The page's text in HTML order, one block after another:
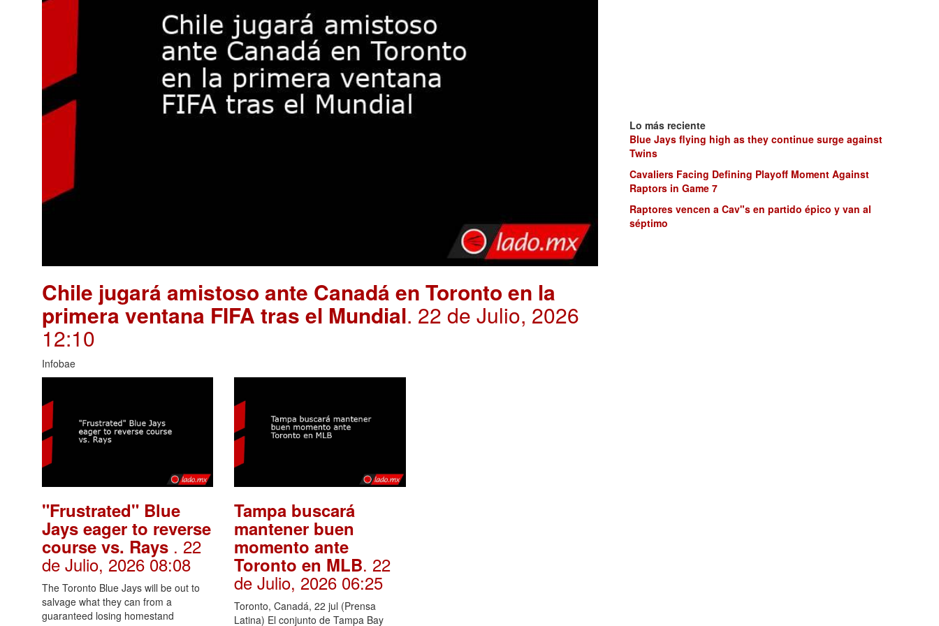
Chile jugará amistoso ante Canadá en Toronto en la
primera ventana FIFA tras el Mundial. 22 de Julio, 2026
12:10
Infobae
"Frustrated" Blue
Jays eager to reverse
course vs. Rays . 22
de Julio, 2026 08:08
The Toronto Blue Jays will be out to
salvage what they can from a
guaranteed losing homestand
Tampa buscará
mantener buen
momento ante
Toronto en MLB. 22
de Julio, 2026 06:25
Toronto, Canadá, 22 jul (Prensa
Latina) El conjunto de Tampa Bay
Lo más reciente
Blue Jays flying high as they continue surge against
Twins
Cavaliers Facing Defining Playoff Moment Against
Raptors in Game 7
Raptores vencen a Cav"s en partido épico y van al
séptimo